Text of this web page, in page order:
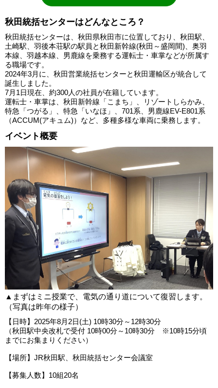
秋田統括センターはどんなところ？
秋田統括センターは、秋田県秋田市に位置しており、秋田駅、
土崎駅、羽後本荘駅の駅員と秋田新幹線(秋田～盛岡間)、奥羽
本線、羽越本線、男鹿線を乗務する運転士・車掌などが所属す
る職場です。
2024年3月に、秋田営業統括センターと秋田運輸区が統合して
誕生しました。
7月1日現在、約300人の社員が在籍しています。
運転士・車掌は、秋田新幹線「こまち」、リゾートしらかみ、
特急「つがる」、特急「いなほ」、701系、男鹿線EV-E801系
（ACCUM(アキュム)）など、多種多様な車両に乗務します。
イベント概要
▲まずはミニ授業で、電気の通り道について復習します。
（写真は昨年の様子）
【日時】2025年8月2日(土) 10時30分～12時30分
（秋田駅中央改札で受付 10時00分～10時30分 ※10時15分頃
までにお集まりください）
【場所】JR秋田駅、秋田統括センター会議室
【募集人数】10組20名